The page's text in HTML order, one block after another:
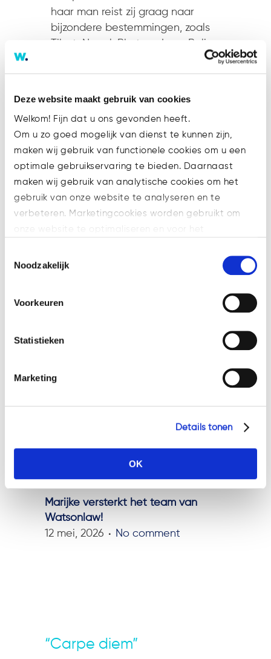
Deze website maakt gebruik van cookies
Welkom! Fijn dat u ons gevonden heeft.
Om u zo goed mogelijk van dienst te kunnen zijn,
maken wij gebruik van functionele cookies om u een
optimale gebruikservaring te bieden. Daarnaast
maken wij gebruik van analytische cookies om het
gebruik van onze website te analyseren en te
verbeteren. Marketingcookies worden gebruikt om
Welke cookies wij gebruiken, ziet u in de cookiebalk
hieronder. Mocht u meer informatie willen over onze
op: https://watsonlaw.nl/privacy/
Noodzakelijk
Voorkeuren
Statistieken
Marketing
Details tonen
OK
haar man reist zij graag naar
bijzondere bestemmingen, zoals
Tibet, Nepal, Bhutan, Java, Bali
cultuur centraal staan. Ook
familie, houdt zij van tuinieren,
zwemmen, fietsen en weekendjes
weg. Haar omgeving omschrijft
Marijke als zorgzaam, spontaan
en loyaal. Iemand die altijd
klaarstaat voor anderen, niet snel
nee zegt en energie haalt uit het
gelukkig maken van de mensen
je haar midden in de nacht
Marijke versterkt het team van
Watsonlaw!
12 mei, 2026
No comment
“Carpe diem”